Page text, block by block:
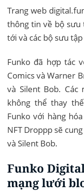
Trang web
thông tin về bộ sưu
tới và các bộ sưu
Funko đã hợp tác
Comics và Warner
và Silent Bob. Các
không thể thay
Funko với hàng
NFT Droppp sẽ
và Silent Bob.
Funko
mạng lưới